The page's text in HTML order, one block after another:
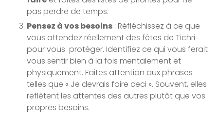
pas perdre de temps.
Pensez à vos besoins : Réfléchissez à ce que
vous attendez réellement des fêtes de Tichri
pour vous protéger. Identifiez ce qui vous ferait
vous sentir bien à la fois mentalement et
physiquement. Faites attention aux phrases
telles que « Je devrais faire ceci ». Souvent, elles
reflètent les attentes des autres plutôt que vos
propres besoins.